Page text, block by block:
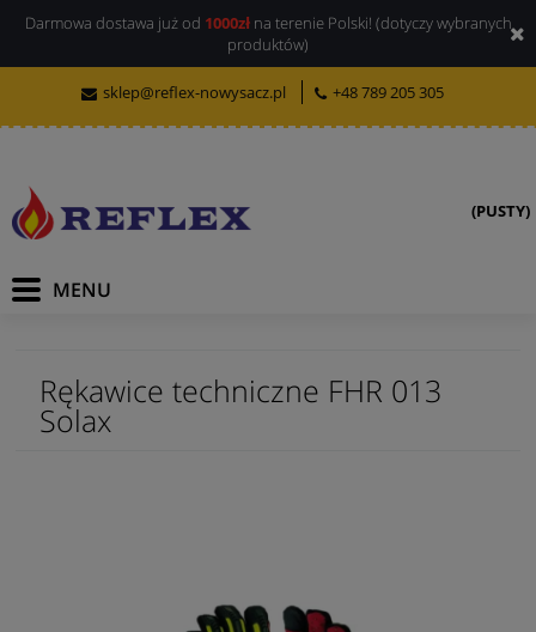
Darmowa dostawa już od 1000złna terenie Polski! (dotyczy wybranych
produktów)
sklep@reflex-nowysacz.pl +48 789 205 305
(PUSTY)
Rękawice techniczne FHR 013
Solax